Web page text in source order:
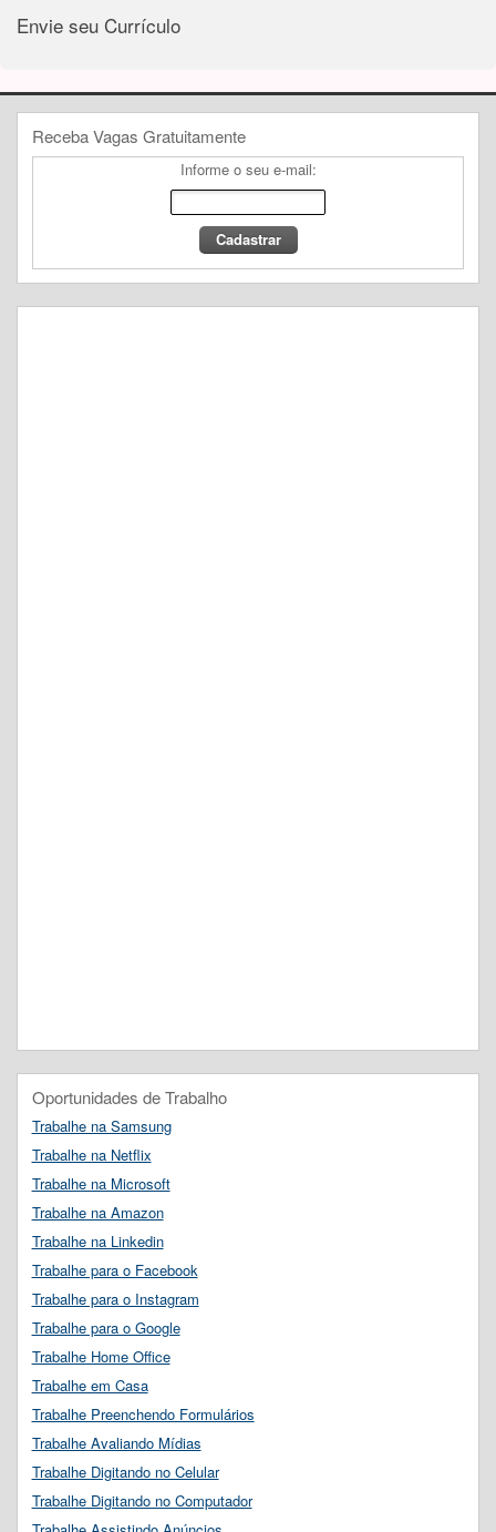
Envie seu Currículo
Receba Vagas Gratuitamente
Informe o seu e-mail:
Oportunidades de Trabalho
Trabalhe na Samsung
Trabalhe na Netflix
Trabalhe na Microsoft
Trabalhe na Amazon
Trabalhe na Linkedin
Trabalhe para o Facebook
Trabalhe para o Instagram
Trabalhe para o Google
Trabalhe Home Office
Trabalhe em Casa
Trabalhe Preenchendo Formulários
Trabalhe Avaliando Mídias
Trabalhe Digitando no Celular
Trabalhe Digitando no Computador